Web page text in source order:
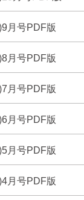
月号PDF版
月号PDF版
月号PDF版
月号PDF版
月号PDF版
月号PDF版